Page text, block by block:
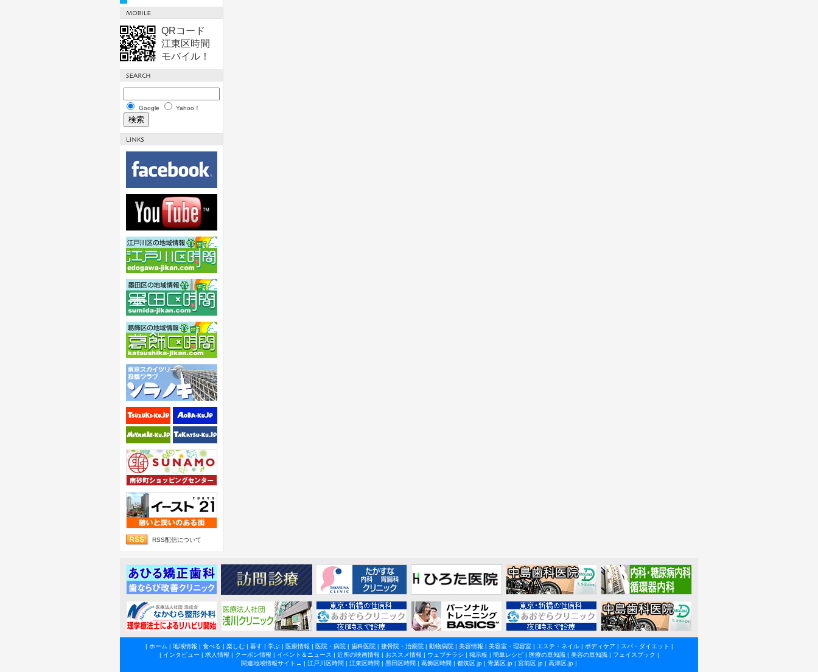
QRコード
江東区時間
モバイル！
Google Yahoo！
RSS配信について
| ホーム | 地域情報 | 食べる | 楽しむ| 暮す| 学ぶ| 医療情報 | 医院・病院| 歯科医院| 接骨院・治療院| 動物病院| 美容情報 | 美容室・理容室| エステ・ネイル| ボディケア | スパ・ダイエット |
| インタビュー | 求人情報 | クーポン情報 | イベント＆ニュース | 近所の映画情報 | おススメ情報 | ウェブチラシ | 掲示板 | 簡単レシピ| 医療の豆知識| 美容の豆知識| フェイスブック |
関連地域情報サイト→ | 江戸川区時間 | 江東区時間 | 墨田区時間 | 葛飾区時間 | 都筑区.jp | 青葉区.jp | 宮前区.jp | 高津区.jp |